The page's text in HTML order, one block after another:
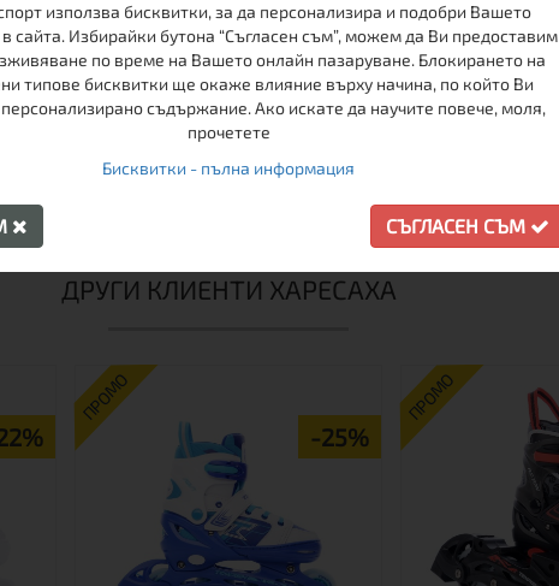
160,00 € / 312.93 лв.
ДРУГИ КЛИЕНТИ ХАРЕСАХА
ПРОМО
-25%
ПРОМО
използва бисквитки, за да персонализира и подобри Вашето
сайта. Избирайки бутона “Съгласен съм”, можем да Ви предоставим
по време на Вашето онлайн пазаруване. Блокирането на
типове бисквитки ще окаже влияние върху начина, по който Ви
съдържание. Ако искате да научите повече, моля,
прочетете
Бисквитки - пълна информация
СЪГЛАСЕН СЪМ